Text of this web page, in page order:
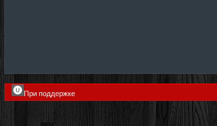
При поддержке